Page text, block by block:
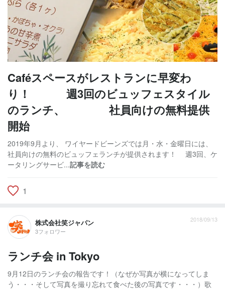
Caféスペースがレストランに早変わ
り！ 週3回のビュッフェスタイル
のランチ、 社員向けの無料提供
開始
2019年9月より、 ワイヤードビーンズでは月・水・金曜日には、
社員向けの無料のビュッフェランチが提供されます！ 週3回、ケ
ータリングサービ...記事を読む
1
株式会社笑ジャパン
3フォロワー
2018/09/13
ランチ会 in Tokyo
9月12日のランチ会の報告です！（なぜか写真が横になってしま
う・・・そして写真を撮り忘れて食べた後の写真です・・・）歌